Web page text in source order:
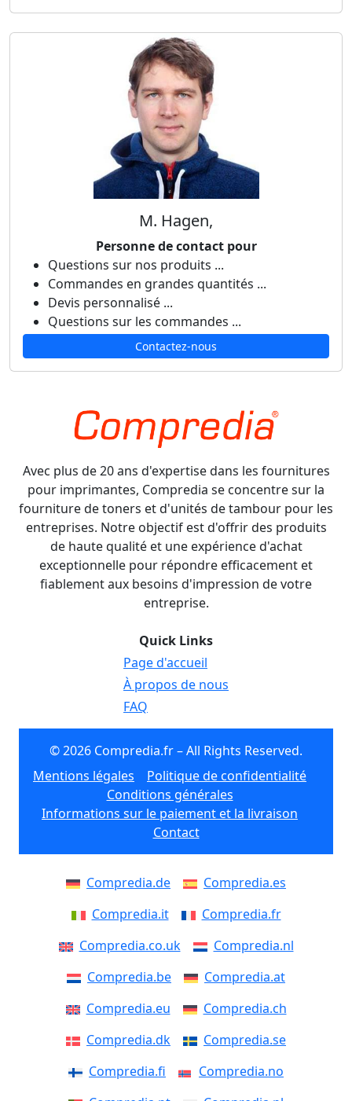
M. Hagen,
Personne de contact pour
Questions sur nos produits ...
Commandes en grandes quantités ...
Devis personnalisé ...
Questions sur les commandes ...
Contactez-nous
Avec plus de 20 ans d'expertise dans les fournitures
pour imprimantes, Compredia se concentre sur la
fourniture de toners et d'unités de tambour pour les
entreprises. Notre objectif est d'offrir des produits
de haute qualité et une expérience d'achat
exceptionnelle pour répondre efficacement et
fiablement aux besoins d'impression de votre
entreprise.
Quick Links
Page d'accueil
À propos de nous
FAQ
© 2026 Compredia.fr – All Rights Reserved.
Mentions légales
Politique de confidentialité
Conditions générales
Informations sur le paiement et la livraison
Contact
Compredia.de
Compredia.es
Compredia.it
Compredia.fr
Compredia.co.uk
Compredia.nl
Compredia.be
Compredia.at
Compredia.eu
Compredia.ch
Compredia.dk
Compredia.se
Compredia.fi
Compredia.no